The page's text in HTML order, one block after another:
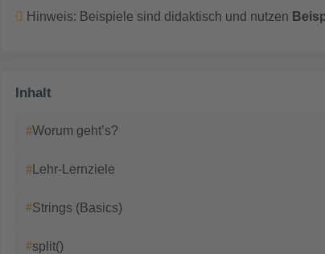
Hinweis: Beispiele sind didaktisch und nutzen
Inhalt
Worum geht’s?
Lehr-Lernziele
Strings (Basics)
split()